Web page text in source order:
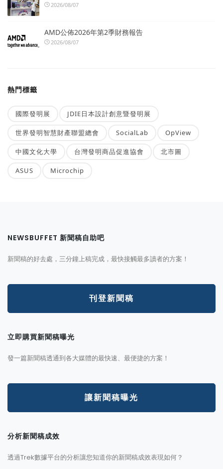
2026/08/07
AMD公佈2026年第2季財務報告
2026/08/07
熱門標籤
國際發明展 JDIE日本設計創意暨發明展
世界發明智慧財產聯盟總會 SocialLab OpView
中國文化大學 台灣發明商品促進協會 北市圖
ASUS Microchip
NEWSBUFFET 新聞稿自助吧
新聞稿的好去處，三分鐘上稿完成，最快接觸最多讀者的方案！
刊登新聞稿
立即購買新聞稿曝光
發一篇新聞稿透通到各大媒體的最快速、最便捷的方案！
讓新聞稿曝光
分析新聞稿成效
透過Trek數據平台的分析讓您知道你的新聞稿成效表現如何？